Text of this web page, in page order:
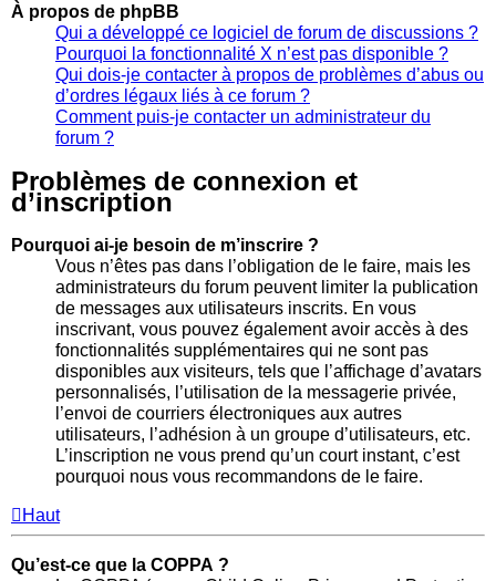
À propos de phpBB
Qui a développé ce logiciel de forum de discussions ?
Pourquoi la fonctionnalité X n’est pas disponible ?
Qui dois-je contacter à propos de problèmes d’abus ou
d’ordres légaux liés à ce forum ?
Comment puis-je contacter un administrateur du
forum ?
Problèmes de connexion et
d’inscription
Pourquoi ai-je besoin de m’inscrire ?
Vous n’êtes pas dans l’obligation de le faire, mais les
administrateurs du forum peuvent limiter la publication
de messages aux utilisateurs inscrits. En vous
inscrivant, vous pouvez également avoir accès à des
fonctionnalités supplémentaires qui ne sont pas
disponibles aux visiteurs, tels que l’affichage d’avatars
personnalisés, l’utilisation de la messagerie privée,
l’envoi de courriers électroniques aux autres
utilisateurs, l’adhésion à un groupe d’utilisateurs, etc.
L’inscription ne vous prend qu’un court instant, c’est
pourquoi nous vous recommandons de le faire.
Haut
Qu’est-ce que la COPPA ?